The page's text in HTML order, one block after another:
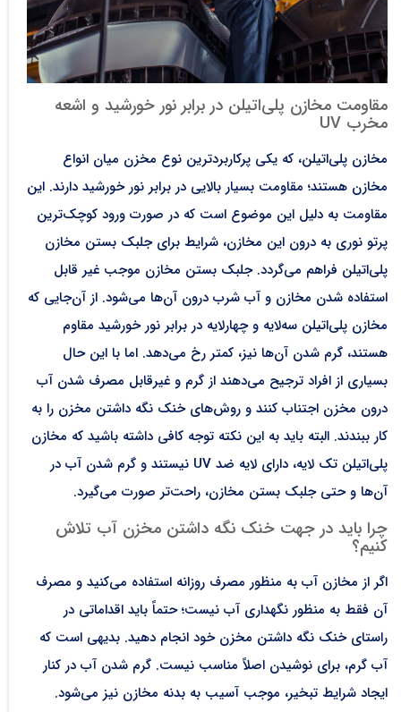
مقاومت مخازن پلی‌اتیلن در برابر نور خورشید و اشعه
مخرب UV
مخازن پلی‌اتیلن، که یکی پرکاربردترین نوع مخزن میان انواع
مخازن هستند؛ مقاومت بسیار بالایی در برابر نور خورشید دارند. این
مقاومت به دلیل این موضوع است که در صورت ورود کوچک‌ترین
پرتو نوری به درون این مخازن، شرایط برای جلبک بستن مخازن
پلی‌اتیلن فراهم می‌گردد. جلبک بستن مخازن موجب غیر قابل
استفاده شدن مخازن و آب شرب درون آن‌ها می‌شود. از آن‌جایی که
مخازن پلی‌اتیلن سه‌لایه و چهارلایه در برابر نور خورشید مقاوم
هستند، گرم شدن آن‌ها نیز، کمتر رخ می‌دهد. اما با این حال
بسیاری از افراد ترجیح می‌دهند از گرم و غیرقابل مصرف شدن آب
درون مخزن اجتناب کنند و روش‌های خنک نگه داشتن مخزن را به
کار ببندند. البته باید به این نکته توجه کافی داشته باشید که مخازن
پلی‌اتیلن تک لایه، دارای لایه ضد UV نیستند و گرم شدن آب در
آن‌ها و حتی جلبک بستن مخازن، راحت‌تر صورت می‌گیرد.
چرا باید در جهت خنک نگه داشتن مخزن آب تلاش
کنیم؟
اگر از مخازن آب به منظور مصرف روزانه استفاده می‌کنید و مصرف
آن فقط به منظور نگهداری آب نیست؛ حتماً باید اقداماتی در
راستای خنک نگه داشتن مخزن خود انجام دهید. بدیهی است که
آب گرم، برای نوشیدن اصلاً مناسب نیست. گرم شدن آب در کنار
ایجاد شرایط تبخیر، موجب آسیب به بدنه مخازن نیز می‌شود.